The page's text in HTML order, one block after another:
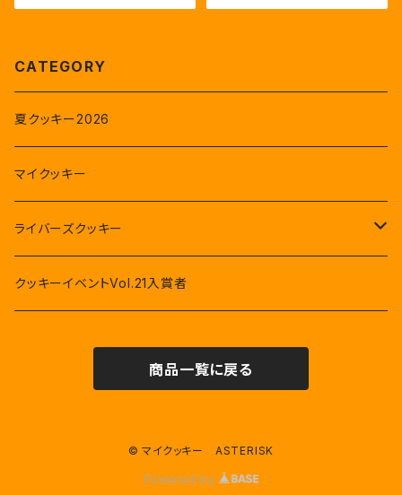
CATEGORY
夏クッキー2026
マイクッキー
ライバーズクッキー
星河眞緒
クッキーイベントVol.21入賞者
商品一覧に戻る
© マイクッキー ASTERISK
Powered by